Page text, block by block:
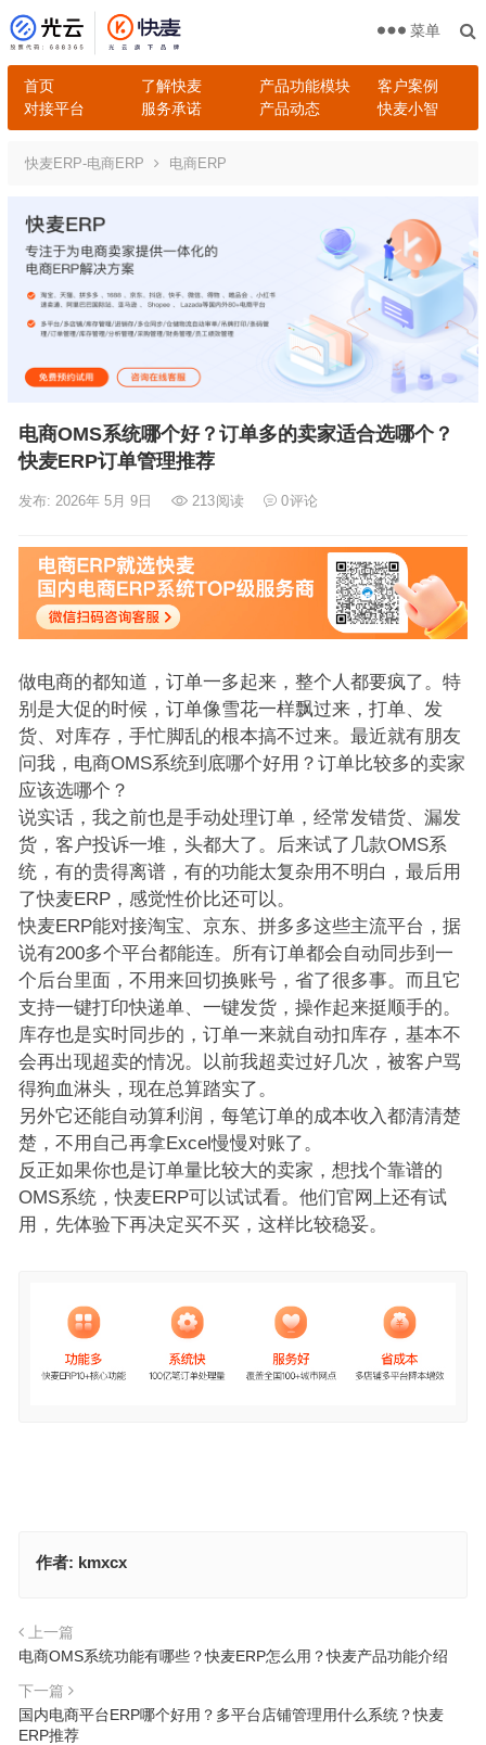
首页 了解快麦 产品功能模块
客户案例
对接平台
服务承诺 产品动态 快麦小智
菜单
快麦ERP-电商ERP 电商ERP
电商OMS系统哪个好？订单多的卖家适合选哪个？
快麦ERP订单管理推荐
发布: 2026年 5月 9日 213阅读 0评论
做电商的都知道，订单一多起来，整个人都要疯了。特
别是大促的时候，订单像雪花一样飘过来，打单、发
货、对库存，手忙脚乱的根本搞不过来。最近就有朋友
问我，电商OMS系统到底哪个好用？订单比较多的卖家
应该选哪个？
说实话，我之前也是手动处理订单，经常发错货、漏发
货，客户投诉一堆，头都大了。后来试了几款OMS系
统，有的贵得离谱，有的功能太复杂用不明白，最后用
了快麦ERP，感觉性价比还可以。
快麦ERP能对接淘宝、京东、拼多多这些主流平台，据
说有200多个平台都能连。所有订单都会自动同步到一
个后台里面，不用来回切换账号，省了很多事。而且它
支持一键打印快递单、一键发货，操作起来挺顺手的。
库存也是实时同步的，订单一来就自动扣库存，基本不
会再出现超卖的情况。以前我超卖过好几次，被客户骂
得狗血淋头，现在总算踏实了。
另外它还能自动算利润，每笔订单的成本收入都清清楚
楚，不用自己再拿Excel慢慢对账了。
反正如果你也是订单量比较大的卖家，想找个靠谱的
OMS系统，快麦ERP可以试试看。他们官网上还有试
用，先体验下再决定买不买，这样比较稳妥。
作者: kmxcx
上一篇
电商OMS系统功能有哪些？快麦ERP怎么用？快麦产品功能介绍
下一篇
国内电商平台ERP哪个好用？多平台店铺管理用什么系统？快麦
ERP推荐